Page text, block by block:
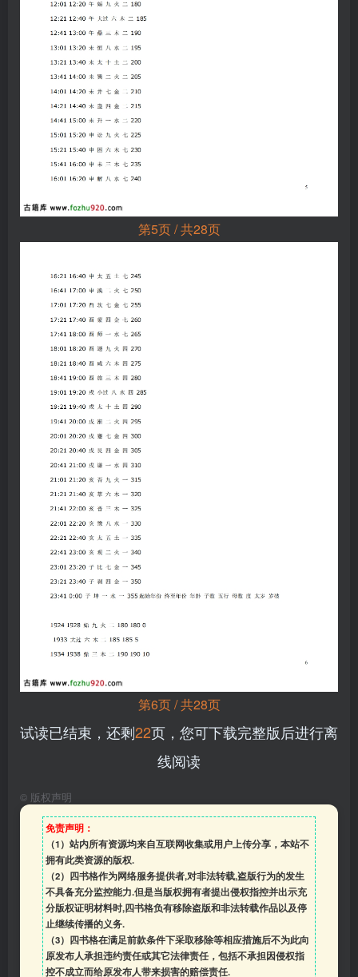
第5页 / 共28页
第6页 / 共28页
试读已结束，还剩22页，您可下载完整版后进行离
线阅读
© 版权声明
免责声明：
（1）站内所有资源均来自互联网收集或用户上传分享，本站不
拥有此类资源的版权.
（2）四书格作为网络服务提供者,对非法转载,盗版行为的发生
不具备充分监控能力.但是当版权拥有者提出侵权指控并出示充
分版权证明材料时,四书格负有移除盗版和非法转载作品以及停
止继续传播的义务.
（3）四书格在满足前款条件下采取移除等相应措施后不为此向
原发布人承担违约责任或其它法律责任，包括不承担因侵权指
控不成立而给原发布人带来损害的赔偿责任.